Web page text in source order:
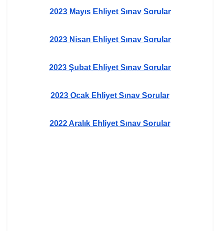
2023 Mayıs Ehliyet Sınav Sorular
2023 Nisan Ehliyet Sınav Sorular
2023 Şubat Ehliyet Sınav Sorular
2023 Ocak Ehliyet Sınav Sorular
2022 Aralık Ehliyet Sınav Sorular